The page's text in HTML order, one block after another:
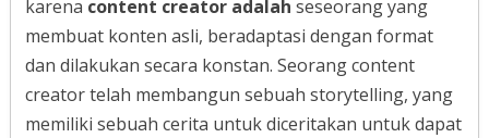
karena content creator adalah seseorang yang
membuat konten asli, beradaptasi dengan format
dan dilakukan secara konstan. Seorang content
creator telah membangun sebuah storytelling, yang
memiliki sebuah cerita untuk diceritakan untuk dapat